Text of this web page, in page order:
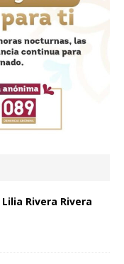
Rivera Rivera